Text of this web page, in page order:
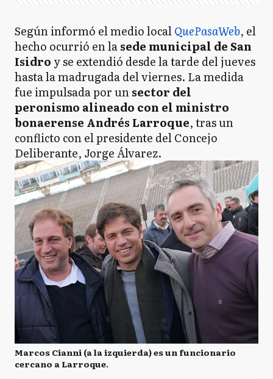
Según informó el medio localQuePasaWeb, el
hecho ocurrió en lasede municipal de San
Isidro y se extendió desde la tarde del jueves
hasta la madrugada del viernes. La medida
fue impulsada por unsector del
peronismo alineado con el ministro
bonaerense Andrés Larroque, tras un
conflicto con el presidente del Concejo
Deliberante, Jorge Álvarez.
Marcos Cianni (a la izquierda) es un funcionario
cercano a Larroque.